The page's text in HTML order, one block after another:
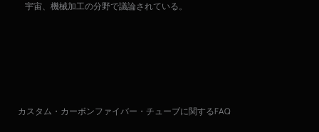
宇宙、機械加工の分野で議論されている。
カスタム・カーボンファイバー・チューブに関するFAQ